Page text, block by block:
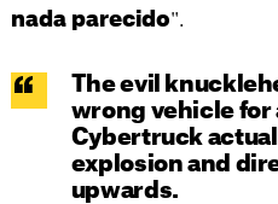
nada parecido".
The evil
wrong vehicle
Cybertruck
explosion and
upwards.